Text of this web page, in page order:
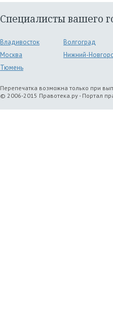
Специалисты вашего
Владивосток
Волгоград
Москва
Нижний-
Тюмень
Перепечатка возможна только при
© 2006-2015 Правотека.ру - Портал